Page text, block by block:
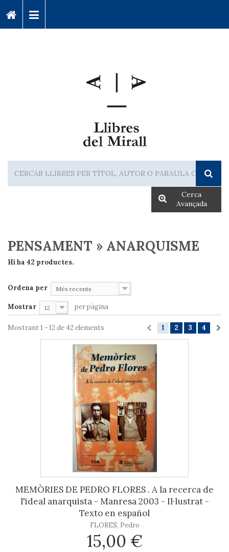
Cerca
Avançada
PENSAMENT » ANARQUISME
Hi ha 42 productes.
Ordena per Més recents
Mostrar 12 per pàgina
1 2 3 4
Mostrant 1 - 12 de 42 elements
MEMÒRIES DE PEDRO FLORES . A la recerca de
l'ideal anarquista - Manresa 2003 - Il·lustrat -
Texto en español
FLORES, Pedro
15,00 €